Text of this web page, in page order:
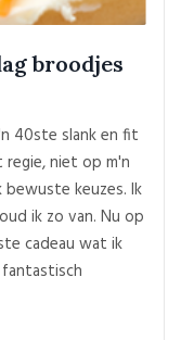
broodjes
40ste slank en fit
regie, niet op m'n
keuzes. Ik
ik zo van. Nu op
cadeau wat ik